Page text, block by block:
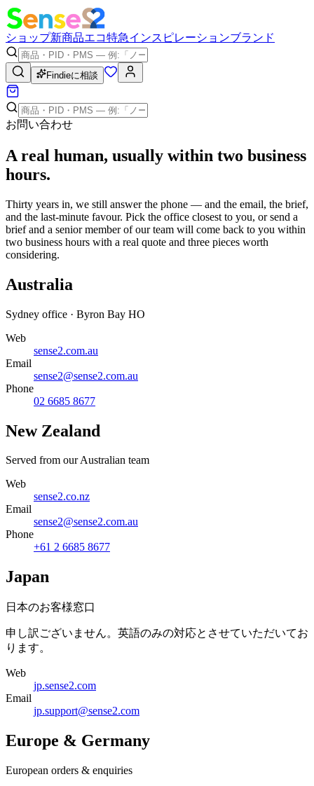
ショップ新商品エコ特急インスピレーションブランド
Findieに相談
お問い合わせ
A real human, usually within two business
hours.
Thirty years in, we still answer the phone — and the email, the brief,
and the last-minute favour. Pick the office closest to you, or send a
brief and a senior member of our team will come back to you within
two business hours with a real quote and three pieces worth
considering.
Australia
Sydney office · Byron Bay HO
Web
sense2.com.au
Email
sense2@sense2.com.au
Phone
02 6685 8677
New Zealand
Served from our Australian team
Web
sense2.co.nz
Email
sense2@sense2.com.au
Phone
+61 2 6685 8677
Japan
日本のお客様窓口
申し訳ございません。英語のみの対応とさせていただいてお
ります。
Web
jp.sense2.com
Email
jp.support@sense2.com
Europe & Germany
European orders & enquiries